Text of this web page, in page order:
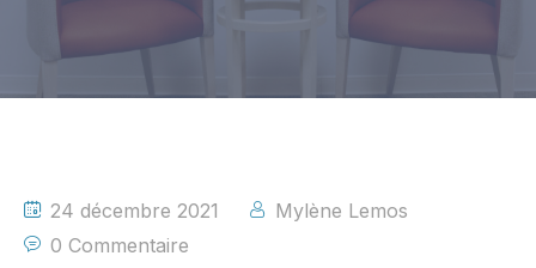
24 décembre 2021
Mylène Lemos
0 Commentaire